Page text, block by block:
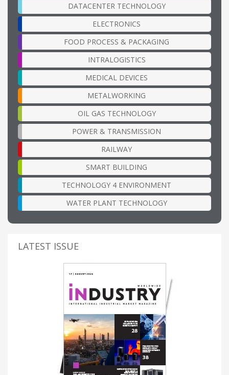
DATACENTER TECHNOLOGY
ELECTRONICS
FOOD PROCESS & PACKAGING
INTRALOGISTICS
MEDICAL DEVICES
METALWORKING
OIL GAS TECHNOLOGY
POWER & TRANSMISSION
RAILWAY
SMART BUILDING
TECHNOLOGY 4 ENVIRONMENT
WATER PLANT TECHNOLOGY
LATEST ISSUE